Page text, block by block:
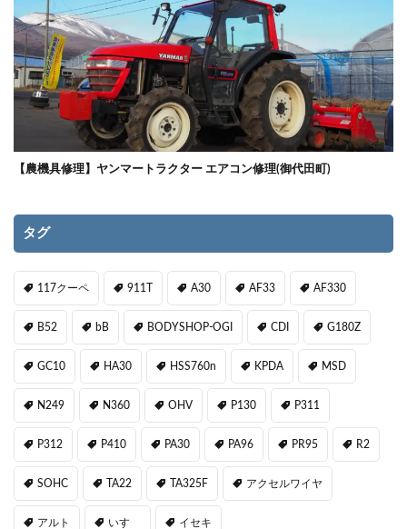
【農機具修理】ヤンマートラクター エアコン修理(御代田町)
タグ
117クーペ 911T A30 AF33 AF330
B52 bB BODYSHOP-OGI CDI G180Z
GC10 HA30 HSS760n KPDA MSD
N249 N360 OHV P130 P311
P312 P410 PA30 PA96 PR95 R2
SOHC TA22 TA325F アクセルワイヤ
アルト いすゞ イセキ